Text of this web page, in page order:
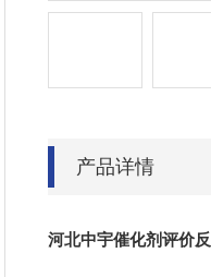
产品详情
河北中宇催化剂评价